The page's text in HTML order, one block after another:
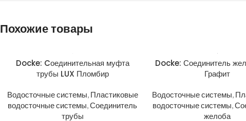
Похожие товары
Docke: Cоединительная муфта
трубы LUX Пломбир
Водосточные системы, Пластиковые
водосточные системы,Соединитель
трубы
Docke: Соединитель
Графит
Водосточные системы,
водосточные системы,
желоба